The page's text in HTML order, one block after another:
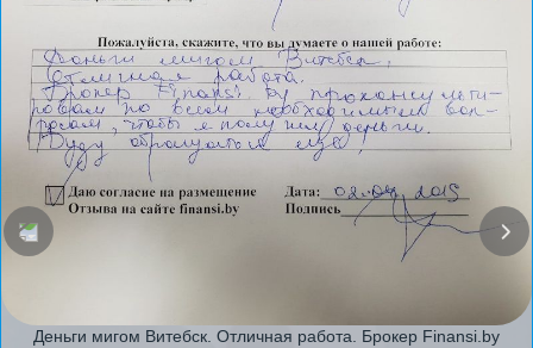
Деньги мигом Витебск. Отличная работа. Брокер Finansi.by